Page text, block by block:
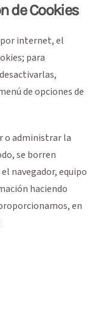
de Cookies
internet, el
para
de opciones de
o administrar la
se borren
navegador, equipo
haciendo
en